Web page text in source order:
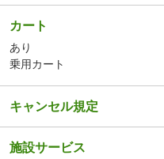
カート
あり
乗用カート
キャンセル規定
施設サービス